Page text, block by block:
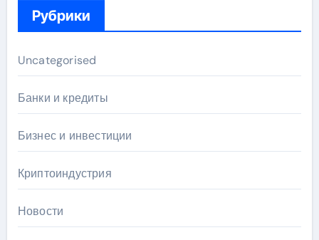
Рубрики
Uncategorised
Банки и кредиты
Бизнес и инвестиции
Криптоиндустрия
Новости